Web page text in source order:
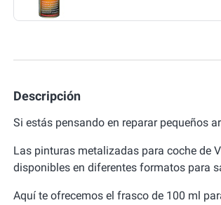
Descripción
Si estás pensando en reparar pequeños
Las pinturas metalizadas para coche de
disponibles en diferentes formatos para
Aquí te ofrecemos el frasco de 100 ml